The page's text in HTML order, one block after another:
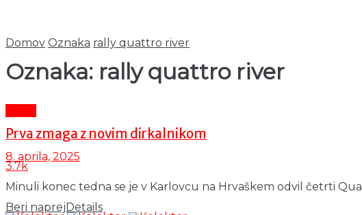
Domov Oznaka rally quattro river
Oznaka: rally quattro river
Prva zmaga z novim dirkalnikom
8. aprila, 2025
3.7k
Minuli konec tedna se je v Karlovcu na Hrvaškem odvil četrti
Beri naprej Details